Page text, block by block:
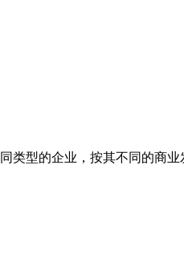
类型的企业，按其不同的商业